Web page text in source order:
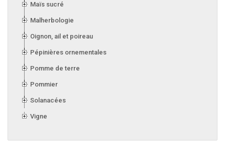
Maïs sucré
Malherbologie
Oignon, ail et poireau
Pépinières ornementales
Pomme de terre
Pommier
Solanacées
Vigne